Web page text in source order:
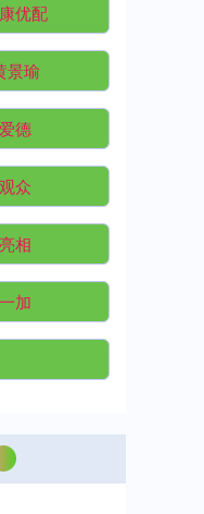
优配
景瑜
爱德
观众
亮相
一加